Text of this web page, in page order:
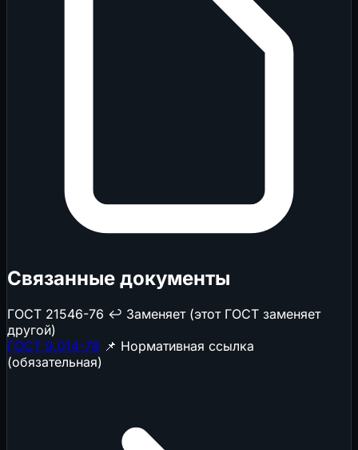
Связанные документы
ГОСТ 21546-76 ↩️ Заменяет (этот ГОСТ заменяет
другой)
ГОСТ 9.014-78 📌 Нормативная ссылка
(обязательная)